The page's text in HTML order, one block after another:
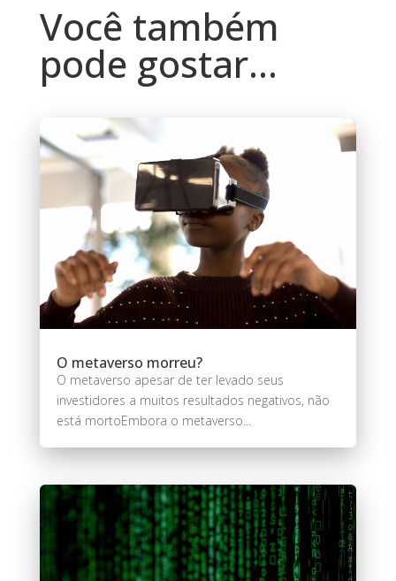
Você também
pode gostar…
O metaverso morreu?
O metaverso apesar de ter levado seus
investidores a muitos resultados negativos, não
está mortoEmbora o metaverso...